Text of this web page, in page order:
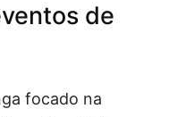
de
focado na